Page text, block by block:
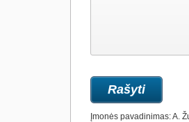
Įmonės pavadinimas: A.